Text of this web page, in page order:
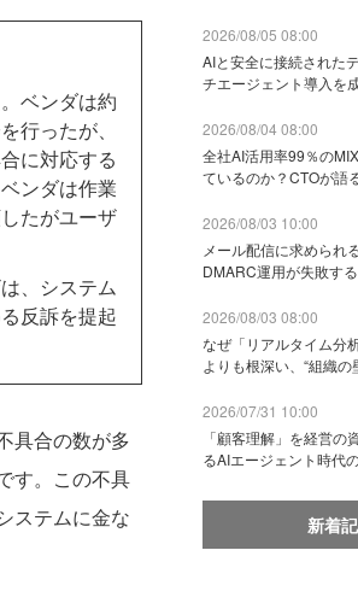
ベンダは約
行ったが、
に対応する
ンダは作業
たがユーザ
、システム
反訴を提起
具合の数が多
す。この不具
ステムに金な
2026/08/05 08:00
AIと安全に接続された
チエージェント導入を
2026/08/04 08:00
全社AI活用率99％の
ているのか？CTOが語
2026/08/03 10:00
メール配信に求められ
DMARC運用が失敗す
2026/08/03 08:00
なぜ「リアルタイム
よりも根深い、“組織の
2026/07/31 10:00
「顧客理解」を経営
るAIエージェント時代
新着